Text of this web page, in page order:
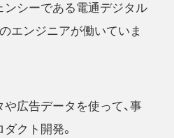
シーである電通デジタル
エンジニアが働いていま
広告データを使って、事
クト開発。